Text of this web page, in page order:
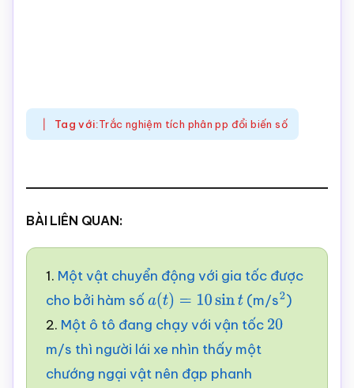
Tag với:Trắc nghiệm tích phân pp đổi biến số
BÀI LIÊN QUAN:
1. Một vật chuyển động với gia tốc được
cho bởi hàm số a(t) =10sint (m/s2)
2. Một ô tô đang chạy với vận tốc 20
m/s thì người lái xe nhìn thấy một
chướng ngại vật nên đạp phanh